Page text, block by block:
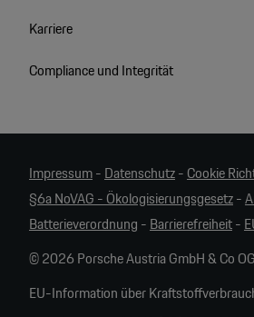
Karriere
Compliance und Integrität
Impressum-Datenschutz-Cookie
§6a NoVAG - Ökologisierungsgesetz-
Batterieverordnung -Barrierefreiheit-
© 2026 Porsche Austria GmbH & Co
EU-Information über